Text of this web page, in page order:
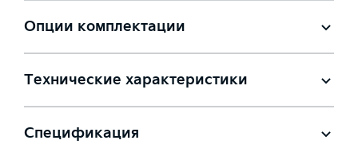
Опции комплектации
Технические характеристики
Спецификация